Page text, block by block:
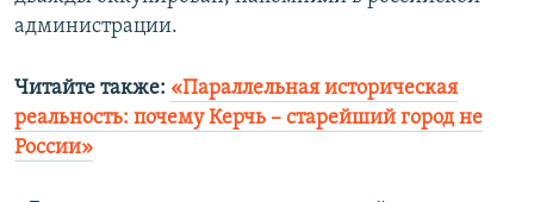
администрации.
Читайте также: «Параллельная историческая
реальность: почему Керчь – старейший город не
России»